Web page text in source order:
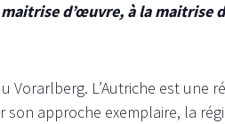
d’œuvre, à la maitrise
Vorarlberg. L’Autriche est
son approche exemplaire, la